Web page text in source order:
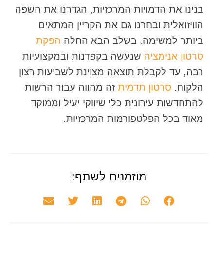
בנינו את הדמויות המרכזיות, הגדרנו את השפה
הוויזואלית ובחרנו גם את הקריין המתאים
ביותר למשימה. בשלב הבא החלה הפקת
סרטון אנימציה שנעשה בקפדנות ובמקצועיות
רבה, עד לקבלת תוצאה מצוינת לשביעות רצון
הלקוח. סרטון תדמית זה מהווה עבור הרשות
להתחדשות עירונית כלי שיווקי יעיל וממוקד
מאוד בכל הפלטפורמות המרכזיות.
מוזמנים לשתף: